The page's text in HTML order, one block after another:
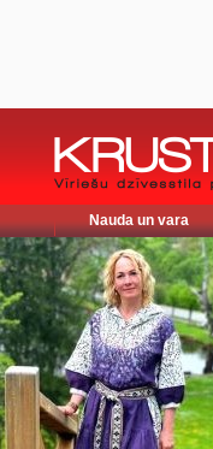
Nauda un vara